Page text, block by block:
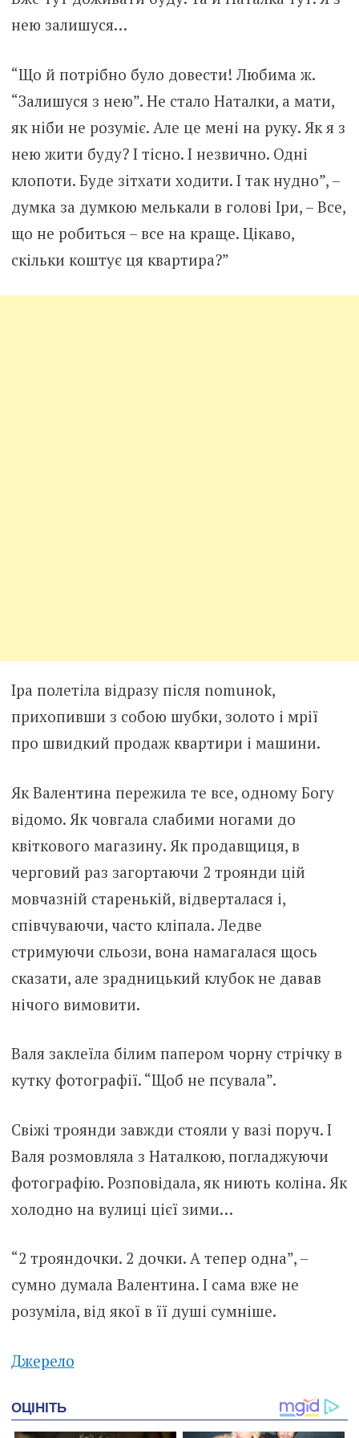
нею залишуся…
“Що й потрібно було довести! Любима ж.
“Залишуся з нею”. Не стало Наталки, а мати,
як ніби не розуміє. Але це мені на руку. Як я з
нею жити буду? І тісно. І незвично. Одні
клопоти. Буде зітхати ходити. І так нудно”, –
думка за думкою мелькали в голові Іри, – Все,
що не робиться – все на краще. Цікаво,
скільки коштує ця квартира?”
Іра полетіла відразу після nomuнok,
прихопивши з собою шубки, золото і мрії
про швидкий продаж квартири і машини.
Як Валентина пережила те все, одному Богу
відомо. Як човгала слабими ногами до
квіткового магазину. Як продавщиця, в
черговий раз загортаючи 2 троянди цій
мовчазній старенькій, відверталася і,
співчуваючи, часто кліпала. Ледве
стримуючи сльози, вона намагалася щось
сказати, але зрадницький клубок не давав
нічого вимовити.
Валя заклеїла білим папером чорну стрічку в
кутку фотографії. “Щоб не псувала”.
Свіжі троянди завжди стояли у вазі поруч. І
Валя розмовляла з Наталкою, погладжуючи
фотографію. Розповідала, як ниють коліна. Як
холодно на вулиці цієї зими…
“2 трояндочки. 2 дочки. А тепер одна”, –
сумно думала Валентина. І сама вже не
розуміла, від якої в її душі сумніше.
Джерело